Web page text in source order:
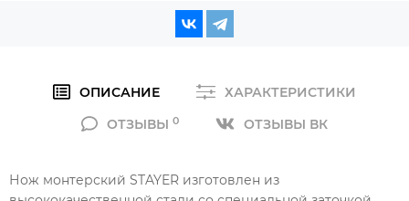
ОПИСАНИЕ
ХАРАКТЕРИСТИКИ
ОТЗЫВЫ0 ОТЗЫВЫ ВК
Нож монтерский STAYER изготовлен из